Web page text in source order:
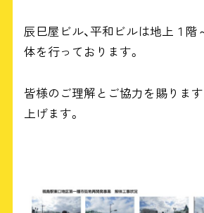
辰巳屋ビル、平和ビルは地上１階
体を行っております。
皆様のご理解とご協力を賜りま
上げます。